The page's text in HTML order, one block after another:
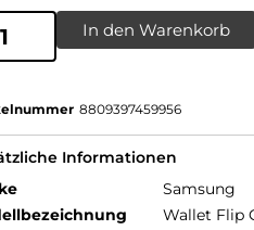
In den Warenkorb
8809397459956
Informationen
Samsung
Wallet Flip